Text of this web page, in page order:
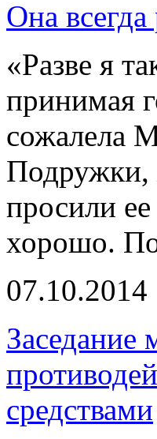
Она всегда
«Разве я
принимая
сожалела
Подружки,
просили
хорошо.
07.10.2014
Заседание
средствами